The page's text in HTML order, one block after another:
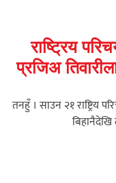
राष्ट्रिय
प्रजिअ
तनहुँ । साउन २१ राष्ट्रिय
बिहानैदेखि